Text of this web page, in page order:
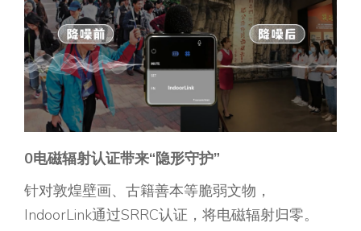
0电磁辐射认证带来“隐形守护”​​
针对敦煌壁画、古籍善本等脆弱文物，
IndoorLink通过SRRC认证，将电磁辐射归零。